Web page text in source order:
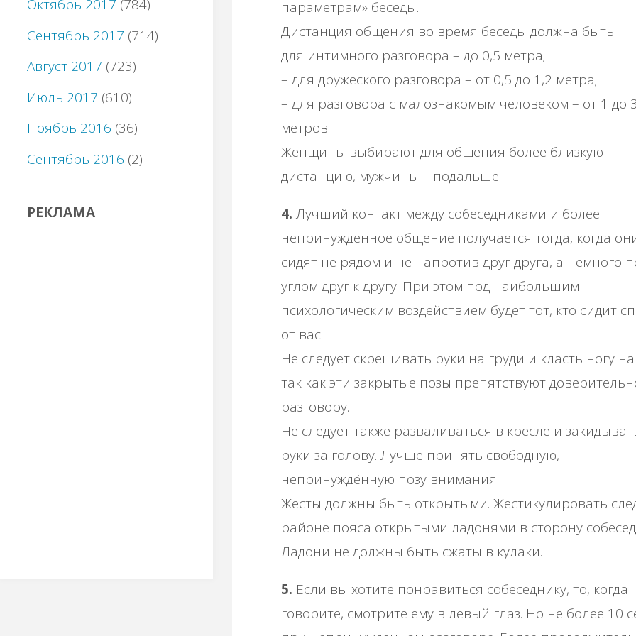
параметрам» беседы.
Дистанция общения во время беседы должна быть:
для интимного разговора – до 0,5 метра;
– для дружеского разговора – от 0,5 до 1,2 метра;
– для разговора с малознакомым человеком – от 1 до 3
метров.
Женщины выбирают для общения более близкую
дистанцию, мужчины – подальше.
4. Лучший контакт между собеседниками и более
непринуждённое общение получается тогда, когда
сидят не рядом и не напротив друг друга, а немного
углом друг к другу. При этом под наибольшим
психологическим воздействием будет тот, кто сидит
от вас.
Не следует скрещивать руки на груди и класть ногу на
так как эти закрытые позы препятствуют
разговору.
Не следует также разваливаться в кресле и
руки за голову. Лучше принять свободную,
непринуждённую позу внимания.
Жесты должны быть открытыми. Жестикулировать
районе пояса открытыми ладонями в сторону
Ладони не должны быть сжаты в кулаки.
5. Если вы хотите понравиться собеседнику, то, когда
говорите, смотрите ему в левый глаз. Но не более 10
Октябрь 2017 (784)
Сентябрь 2017 (714)
Август 2017 (723)
Июль 2017 (610)
Ноябрь 2016 (36)
Сентябрь 2016 (2)
РЕКЛАМА